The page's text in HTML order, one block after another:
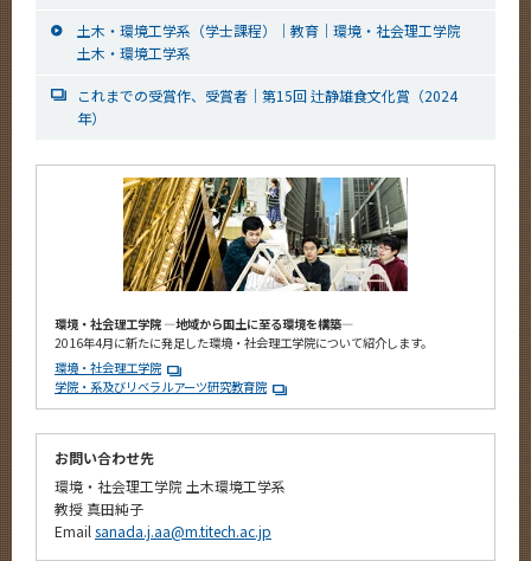
土木・環境工学系（学士課程）｜教育｜環境・社会理工学院
土木・環境工学系
これまでの受賞作、受賞者｜第15回 辻静雄食文化賞（2024
年）
環境・社会理工学院 ―地域から国土に至る環境を構築―
2016年4月に新たに発足した環境・社会理工学院について紹介します。
環境・社会理工学院
学院・系及びリベラルアーツ研究教育院
お問い合わせ先
環境・社会理工学院 土木環境工学系
教授 真田純子
Email sanada.j.aa@m.titech.ac.jp